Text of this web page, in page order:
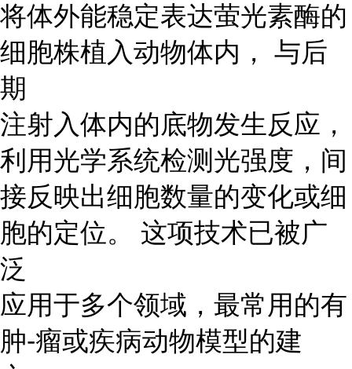
将体外能稳定表达萤光素酶的
细胞株植入动物体内， 与后
期
注射入体内的底物发生反应，
利用光学系统检测光强度，间
接反映出细胞数量的变化或细
胞的定位。 这项技术已被广
泛
应用于多个领域，最常用的有
肿-瘤或疾病动物模型的建